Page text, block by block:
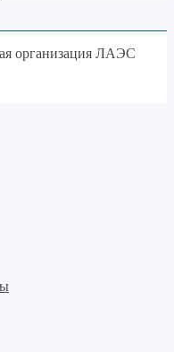
организация ЛАЭС